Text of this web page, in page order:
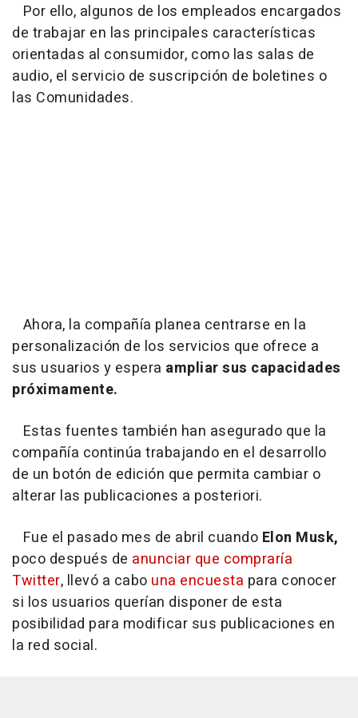
Por ello, algunos de los empleados encargados
de trabajar en las principales características
orientadas al consumidor, como las salas de
audio, el servicio de suscripción de boletines o
las Comunidades.
Ahora, la compañía planea centrarse en la
personalización de los servicios que ofrece a
sus usuarios y espera ampliar sus capacidades
próximamente.
Estas fuentes también han asegurado que la
compañía continúa trabajando en el desarrollo
de un botón de edición que permita cambiar o
alterar las publicaciones a posteriori.
Fue el pasado mes de abril cuando Elon Musk,
poco después de anunciar que compraría
Twitter, llevó a cabo una encuesta para conocer
si los usuarios querían disponer de esta
posibilidad para modificar sus publicaciones en
la red social.